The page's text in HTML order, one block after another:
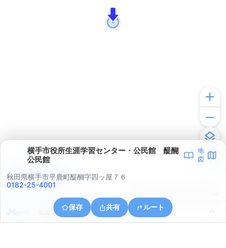
横手市役所生涯学習センター・公民館 醍醐
公民館
地
図
秋田県横手市平鹿町醍醐字四ッ屋７６
0182-25-4001
保存 共有 ルート
秋田県横手市平鹿町醍醐
アプリで見る